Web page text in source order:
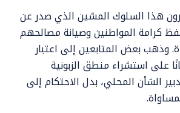
هذا السلوك المشين الذي صدر عن
كرامة المواطنين وصيانة مصالحهم
وذهب بعض المتابعين إلى اعتبار
على استشراء منطق الزبونية
الشأن المحلي، بدل الاحتكام إلى